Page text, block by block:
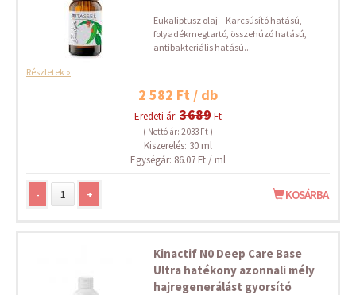
Eukaliptusz olaj – Karcsúsító hatású,
folyadékmegtartó, összehúzó hatású,
antibakteriális hatású...
Részletek »
2 582 Ft / db
Eredeti ár:3689Ft
( Nettó ár: 2 033 Ft )
Kiszerelés: 30 ml
Egységár: 86.07 Ft / ml
- + KOSÁRBA
Kinactif N0 Deep Care Base
Ultra hatékony azonnali mély
hajregenerálást gyorsító